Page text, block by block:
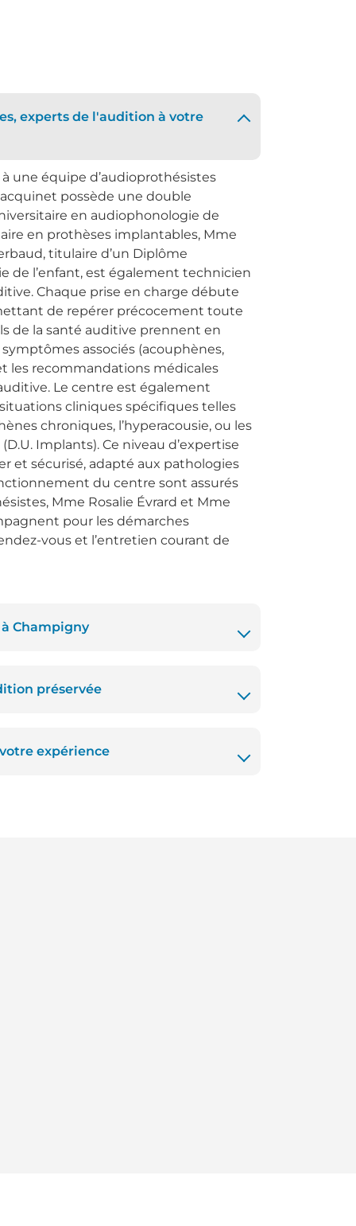
experts de l'audition à votre
une équipe d’audioprothésistes
possède une double
en audiophonologie de
en prothèses implantables, Mme
titulaire d’un Diplôme
de l’enfant, est également technicien
Chaque prise en charge débute
de repérer précocement toute
de la santé auditive prennent en
associés (acouphènes,
les recommandations médicales
Le centre est également
cliniques spécifiques telles
chroniques, l’hyperacousie, ou les
Implants). Ce niveau d’expertise
et sécurisé, adapté aux pathologies
du centre sont assurés
Mme Rosalie Évrard et Mme
pour les démarches
vous et l’entretien courant de
Champigny
préservée
expérience